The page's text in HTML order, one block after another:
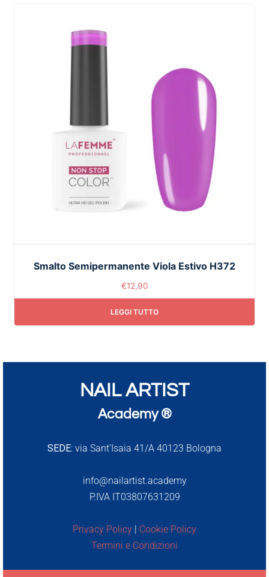
Smalto Semipermanente Viola Estivo H372
€12,90
LEGGI TUTTO
NAIL ARTIST
Academy ®
SEDE: via Sant’Isaia 41/A 40123 Bologna
info@nailartist.academy
P.IVA IT03807631209
Privacy Policy | Cookie Policy
Termini e Condizioni